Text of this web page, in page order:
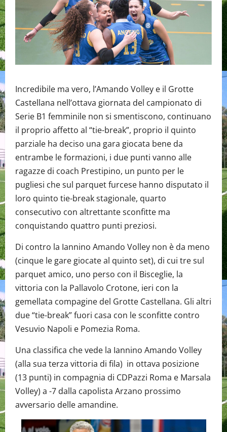
Incredibile ma vero, l’Amando Volley e il Grotte
Castellana nell’ottava giornata del campionato di
Serie B1 femminile non si smentiscono, continuano
il proprio affetto al “tie-break”, proprio il quinto
parziale ha deciso una gara giocata bene da
entrambe le formazioni, i due punti vanno alle
ragazze di coach Prestipino, un punto per le
pugliesi che sul parquet furcese hanno disputato il
loro quinto tie-break stagionale, quarto
consecutivo con altrettante sconfitte ma
conquistando quattro punti preziosi.
Di contro la Iannino Amando Volley non è da meno
(cinque le gare giocate al quinto set), di cui tre sul
parquet amico, uno perso con il Bisceglie, la
vittoria con la Pallavolo Crotone, ieri con la
gemellata compagine del Grotte Castellana. Gli altri
due “tie-break” fuori casa con le sconfitte contro
Vesuvio Napoli e Pomezia Roma.
Una classifica che vede la Iannino Amando Volley
(alla sua terza vittoria di fila) in ottava posizione
(13 punti) in compagnia di CDPazzi Roma e Marsala
Volley) a -7 dalla capolista Arzano prossimo
avversario delle amandine.